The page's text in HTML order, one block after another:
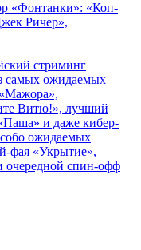
«Фонтанки»: «Коп-
Ричер»,
стриминг
самых ожидаемых
«Мажора»,
Витю!», лучший
и даже кибер-
ожидаемых
фая «Укрытие»,
очередной спин-офф